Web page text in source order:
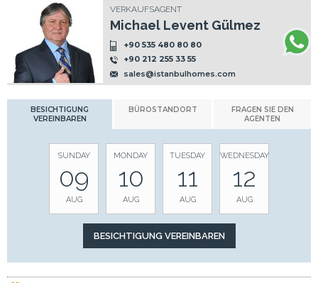
VERKAUFSAGENT
Michael Levent Gülmez
+90 535 480 80 80
+90 212 255 33 55
sales@istanbulhomes.com
BESICHTIGUNG
VEREINBAREN
BÜROSTANDORT
FRAGEN SIE DEN
AGENTEN
SUNDAY
09
AUG
MONDAY
10
AUG
TUESDAY
11
AUG
WEDNESDAY
12
AUG